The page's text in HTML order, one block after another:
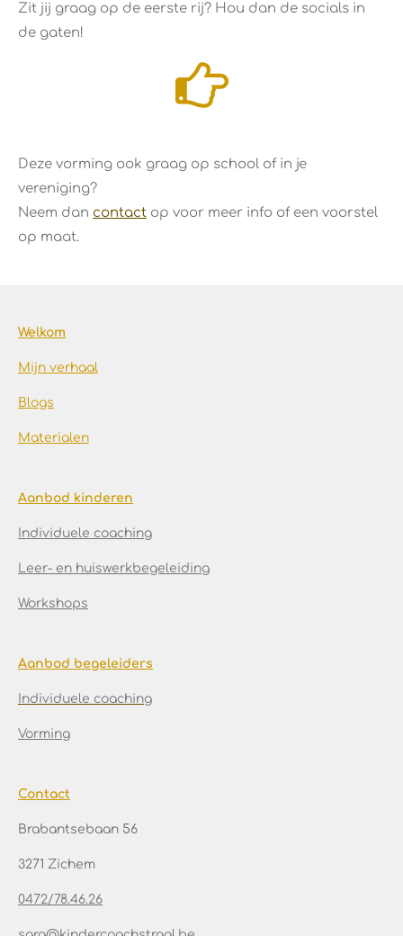
Zit jij graag op de eerste rij? Hou dan de socials in
de gaten!
Deze vorming ook graag op school of in je
vereniging?
Neem dan contact op voor meer info of een voorstel
op maat.
Welkom
Mijn verhaal
Blogs
Materialen
Aanbod kinderen
Individuele coaching
Leer- en huiswerkbegeleiding
Workshops
Aanbod begeleiders
Individuele coaching
Vorming
Contact
Brabantsebaan 56
3271 Zichem
0472/78.46.26